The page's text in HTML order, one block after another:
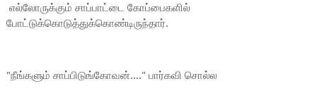
எல்லோருக்கும் சாப்பாட்டை கோப்பைகளில்
போட்டுக்கொடுத்துக்கொண்டிருந்தார்.
"நீங்களும் சாப்பிடுங்கோவன்...." பார்கவி சொல்ல